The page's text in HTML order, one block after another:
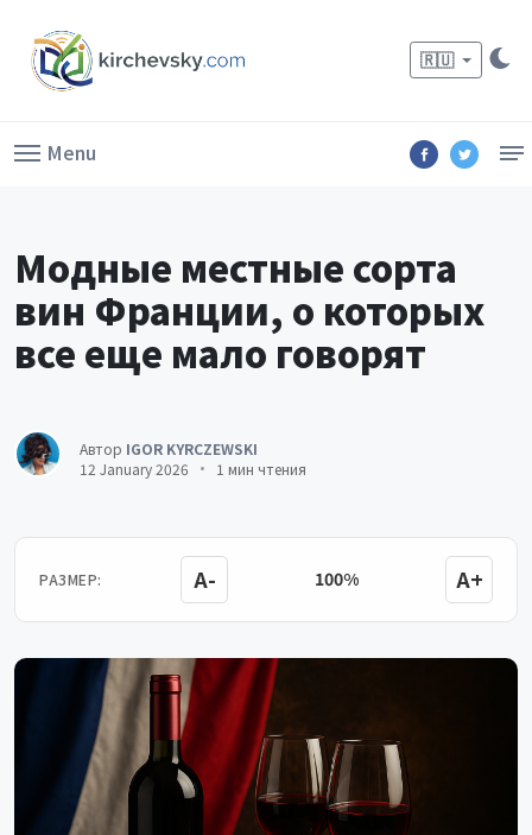
🇷🇺
Menu
Модные местные сорта
вин Франции, о которых
все еще мало говорят
Автор IGOR KYRCZEWSKI
12 January 2026
1 мин чтения
РАЗМЕР: A- 100% A+